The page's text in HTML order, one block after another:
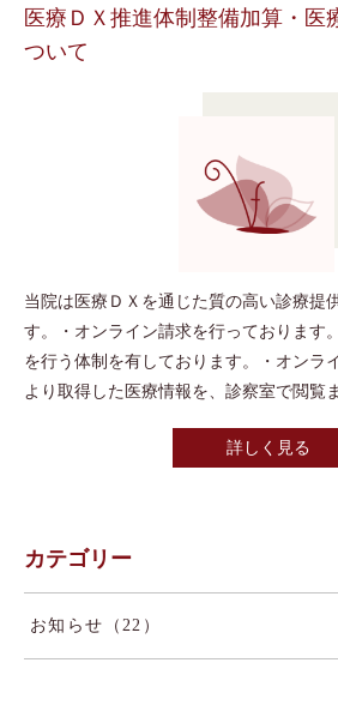
医療ＤＸ推進体制整備加算・医
ついて
当院は医療ＤＸを通じた質の高い診療提
す。・オンライン請求を行っております
を行う体制を有しております。・オンラ
より取得した医療情報を、診察室で閲覧
詳しく見る
カテゴリー
お知らせ（22）